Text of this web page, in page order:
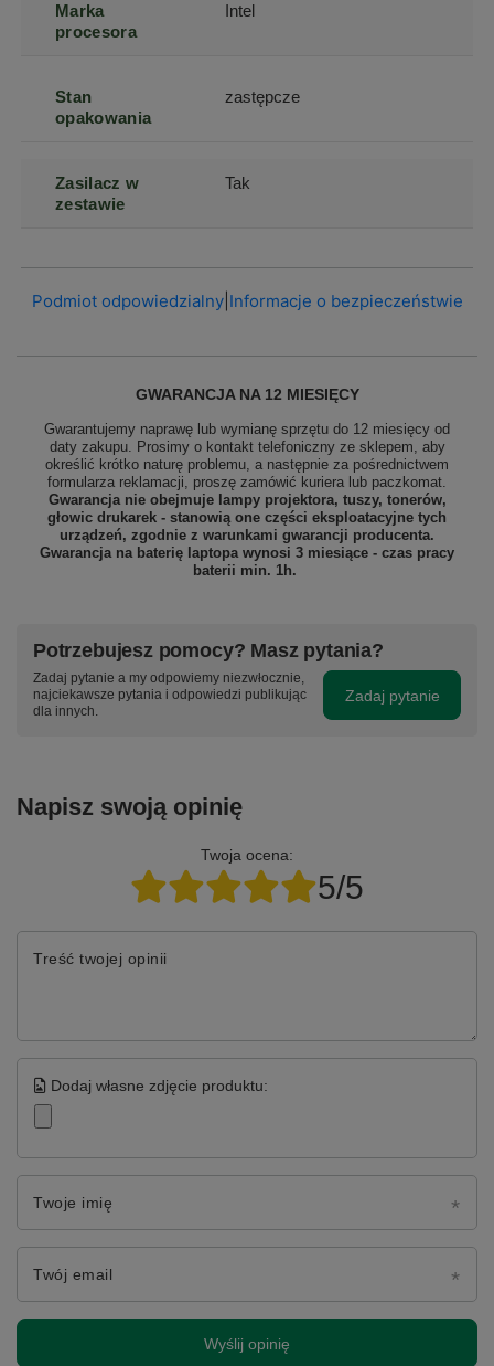
Marka
procesora
Intel
Stan
opakowania
zastępcze
Zasilacz w
zestawie
Tak
Podmiot odpowiedzialny| Informacje o bezpieczeństwie
GWARANCJA NA 12 MIESIĘCY
Gwarantujemy naprawę lub wymianę sprzętu do 12 miesięcy od
daty zakupu. Prosimy o kontakt telefoniczny ze sklepem, aby
określić krótko naturę problemu, a następnie za pośrednictwem
formularza reklamacji, proszę zamówić kuriera lub paczkomat.
Gwarancja nie obejmuje lampy projektora, tuszy, tonerów,
głowic drukarek - stanowią one części eksploatacyjne tych
urządzeń, zgodnie z warunkami gwarancji producenta.
Gwarancja na baterię laptopa wynosi 3 miesiące - czas pracy
baterii min. 1h.
Potrzebujesz pomocy? Masz pytania?
Zadaj pytanie a my odpowiemy niezwłocznie,
najciekawsze pytania i odpowiedzi publikując
dla innych.
Zadaj pytanie
Napisz swoją opinię
Twoja ocena:
5/5
Treść twojej opinii
Dodaj własne zdjęcie produktu:
Twoje imię
Twój email
Wyślij opinię